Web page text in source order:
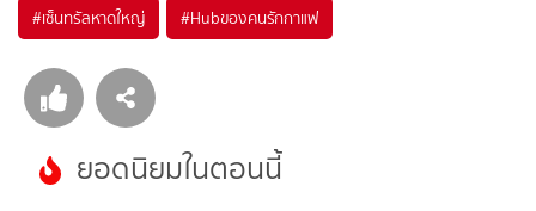
#เซ็นทรัลหาดใหญ่ #Hubของคนรักกาแฟ
ยอดนิยมในตอนนี้